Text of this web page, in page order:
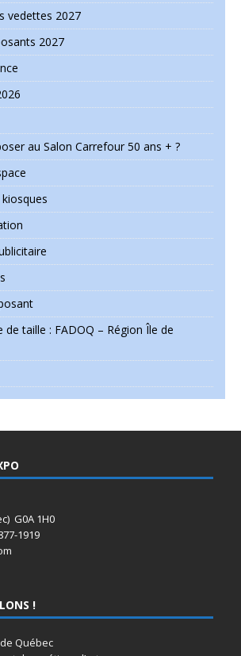
vedettes 2027
2027
au Salon Carrefour 50 ans + ?
de taille : FADOQ – Région Île de
G0A 1H0
1919
!
Québec